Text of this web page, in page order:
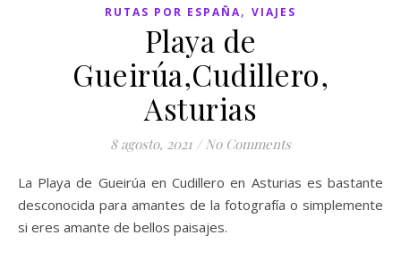
RUTAS POR ESPAÑA, VIAJES
Playa de
Gueirúa,Cudillero,
Asturias
8 agosto, 2021 / No Comments
La Playa de Gueirúa en Cudillero en Asturias es bastante
desconocida para amantes de la fotografía o simplemente
si eres amante de bellos paisajes.